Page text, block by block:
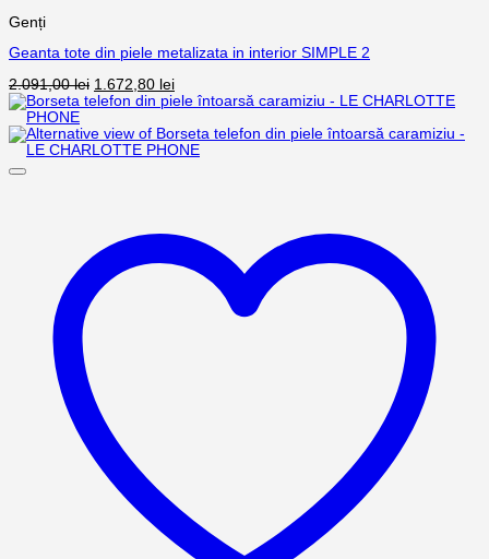
Genți
Geanta tote din piele metalizata in interior SIMPLE 2
2.091,00lei 1.672,80 lei